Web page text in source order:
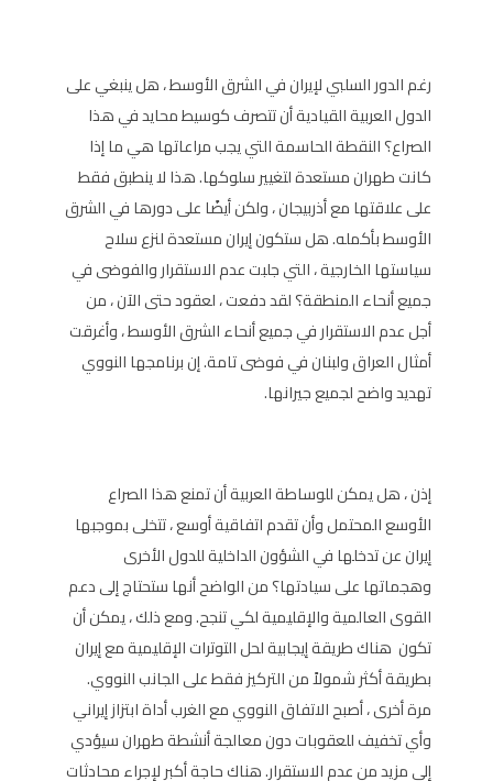
رغم الدور السلبي لإيران في الشرق الأوسط ، هل ينبغي على
الدول العربية القيادية أن تتصرف كوسيط محايد في هذا
الصراع؟ النقطة الحاسمة التي يجب مراعاتها هي ما إذا
كانت طهران مستعدة لتغيير سلوكها. هذا لا ينطبق فقط
على علاقتها مع أذربيجان ، ولكن أيضًا على دورها في الشرق
الأوسط بأكمله. هل ستكون إيران مستعدة لنزع سلاح
سياستها الخارجية ، التي جلبت عدم الاستقرار والفوضى في
جميع أنحاء المنطقة؟ لقد دفعت ، لعقود حتى الآن ، من
أجل عدم الاستقرار في جميع أنحاء الشرق الأوسط ، وأغرقت
أمثال العراق ولبنان في فوضى تامة. إن برنامجها النووي
تهديد واضح لجميع جيرانها.
إذن ، هل يمكن للوساطة العربية أن تمنع هذا الصراع
الأوسع المحتمل وأن تقدم اتفاقية أوسع ، تتخلى بموجبها
إيران عن تدخلها في الشؤون الداخلية للدول الأخرى
وهجماتها على سيادتها؟ من الواضح أنها ستحتاج إلى دعم
القوى العالمية والإقليمية لكي تنجح. ومع ذلك ، يمكن أن
تكون هناك طريقة إيجابية لحل التوترات الإقليمية مع إيران
بطريقة أكثر شمولاً من التركيز فقط على الجانب النووي.
مرة أخرى ، أصبح الاتفاق النووي مع الغرب أداة ابتزاز إيراني
وأي تخفيف للعقوبات دون معالجة أنشطة طهران سيؤدي
إلى مزيد من عدم الاستقرار. هناك حاجة أكبر لإجراء محادثات